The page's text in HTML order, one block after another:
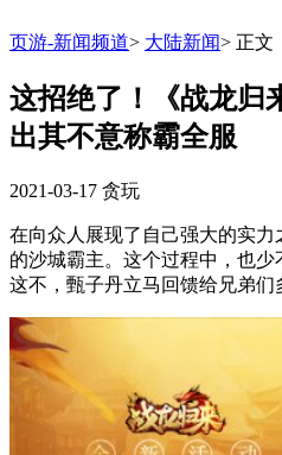
页游-新闻频道> 大陆新闻> 正文
这招绝了！《战龙归
出其不意称霸全服
2021-03-17 贪玩
在向众人展现了自己强大的实
的沙城霸主。这个过程中，也少
这不，甄子丹立马回馈给兄弟们